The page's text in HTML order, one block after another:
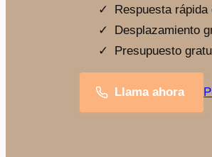
Respuesta
Desplazamiento
Presupuesto
Llama ahora